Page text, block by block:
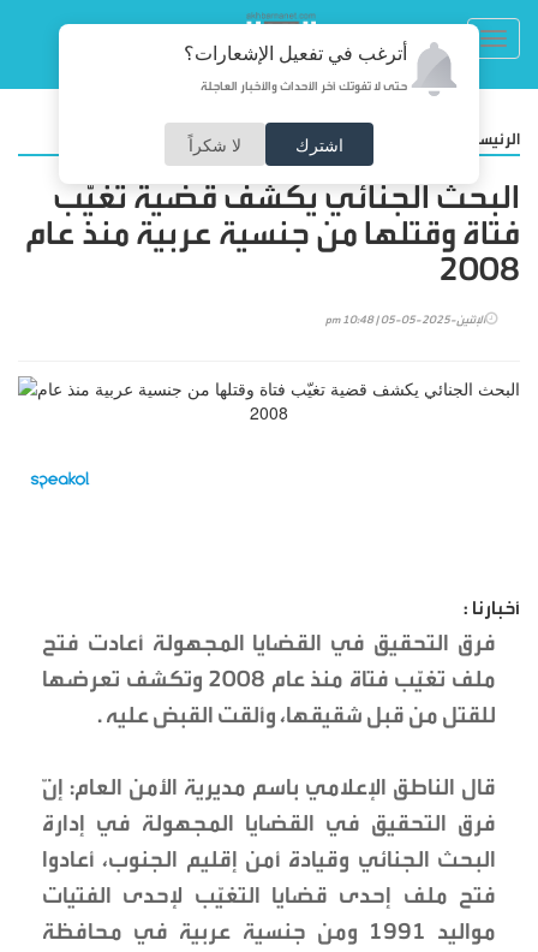
أترغب في تفعيل الإشعارات؟
حتى لا تفوتك آخر الأحداث والأخبار العاجلة
اشترك لا شكراً الرئيسية
البحث الجنائي يكشف قضية تغيّب
فتاة وقتلها من جنسية عربية منذ عام
2008
الإثنين-2025-05-05 | 10:48 pm
أخبارنا :
فرق التحقيق في القضايا المجهولة أعادت فتح
ملف تغيّب فتاة منذ عام 2008 وتكشف تعرضها
للقتل من قبل شقيقها، وألقت القبض عليه .
قال الناطق الإعلامي باسم مديرية الأمن العام: إنّ
فرق التحقيق في القضايا المجهولة في إدارة
البحث الجنائي وقيادة أمن إقليم الجنوب، أعادوا
فتح ملف إحدى قضايا التغيّب لإحدى الفتيات
مواليد 1991 ومن جنسية عربية في محافظة